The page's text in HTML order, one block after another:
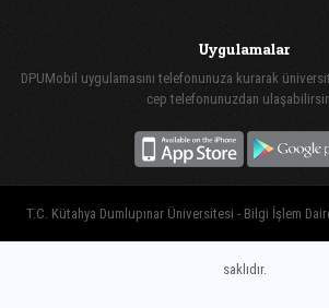
Uygulamalar
DPUMobil uygulamasını telefonunuza kurarak
cep telefonunuzdan
T.C. Kütahya Dumlupınar Üniversitesi - Bilgi İşlem
saklıdır.